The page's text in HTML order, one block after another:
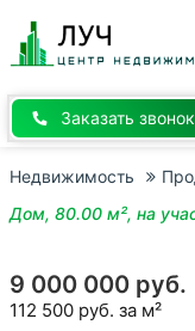
основному
содержанию
Заказать звонок
Недвижимость
Дом, 80.00 м², на
9 000 000 руб.
112 500 руб. за м²